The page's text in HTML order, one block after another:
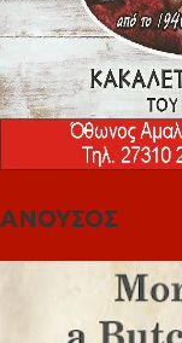
ΑΝΟΥΣΟΣ